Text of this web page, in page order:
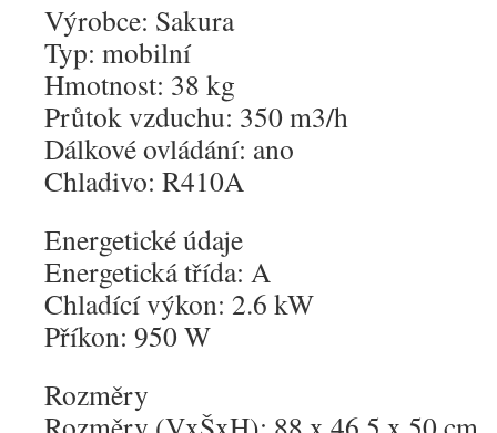
Výrobce: Sakura
Typ: mobilní
Hmotnost: 38 kg
Průtok vzduchu: 350 m3/h
Dálkové ovládání: ano
Chladivo: R410A
Energetické údaje
Ener­getická třída: A
Chladící výkon: 2.6 kW
Příkon: 950 W
Rozměry